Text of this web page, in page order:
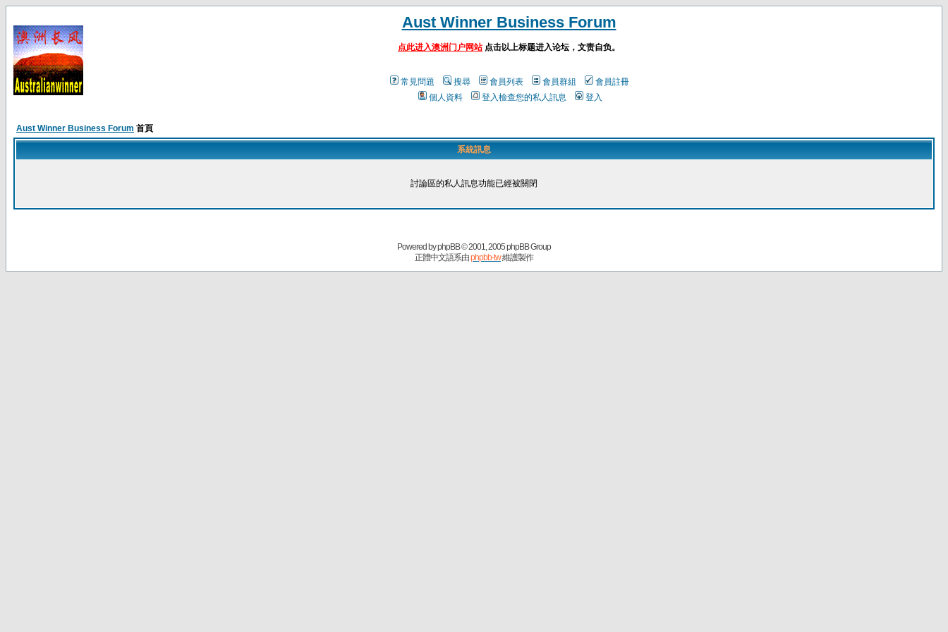
Aust Winner Business Forum
点此进入澳洲门户网站点击以上标题进入论坛，文责自负。
常見問題 搜尋 會員列表 會員群組
會員註冊
個人資料
登入檢查您的私人訊息 登入
Aust Winner Business Forum 首頁
系統訊息
討論區的私人訊息功能已經被關閉
Powered byphpBB© 2001, 2005 phpBB Group
正體中文語系由phpbb-tw維護製作